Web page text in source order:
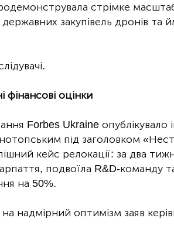
стрімке
закупівель дронів та
фінансові оцінки
Forbes Ukraine опублікувало
під заголовком
кейс релокації: за два
подвоїла R&D-команду
на 50%.
надмірний оптимізм заяв